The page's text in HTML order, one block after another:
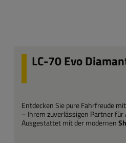
LC-70 Evo
Entdecken Sie pure Fahrfreude
– Ihrem zuverlässigen Partner für
Ausgestattet mit der modernen